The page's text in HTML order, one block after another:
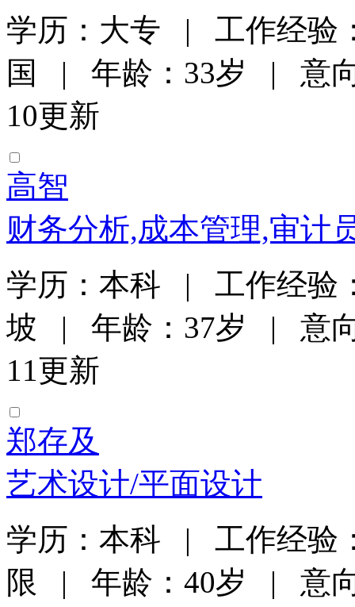
学历：大专 | 工作经验
国 | 年龄：33岁 | 意
10更新
高智
财务分析,成本管理,审计
学历：本科 | 工作经验
坡 | 年龄：37岁 | 意
11更新
郑存及
艺术设计/平面设计
学历：本科 | 工作经验
限 | 年龄：40岁 | 意向